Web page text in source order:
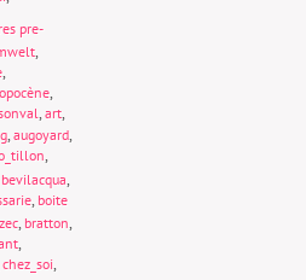
pre-
,
,
,
, art,
, augoyard,
,
bevilacqua,
, boite
, bratton,
,
chez_soi,